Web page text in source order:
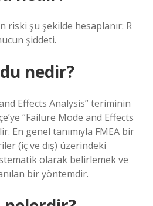
riski şu şekilde hesaplanır: R
şiddeti.
nedir?
Effects Analysis” teriminin
“Failure Mode and Effects
En genel tanımıyla FMEA bir
(iç ve dış) üzerindeki
olarak belirlemek ve
bir yöntemdir.